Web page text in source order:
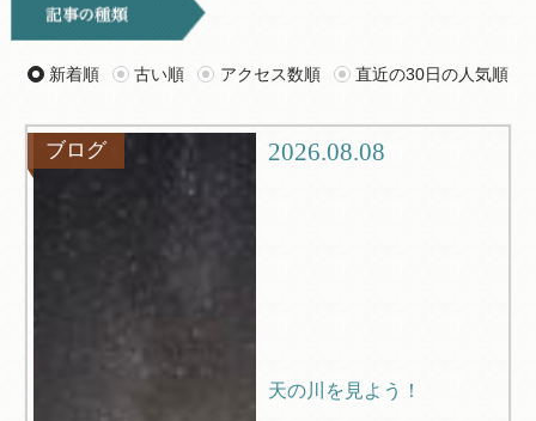
キャンプ
旅行記 ツアー
グルメ
新着順 古い順 アクセス数順 直近の30日の人気順
ブログ 2026.08.08
天の川を見よう！